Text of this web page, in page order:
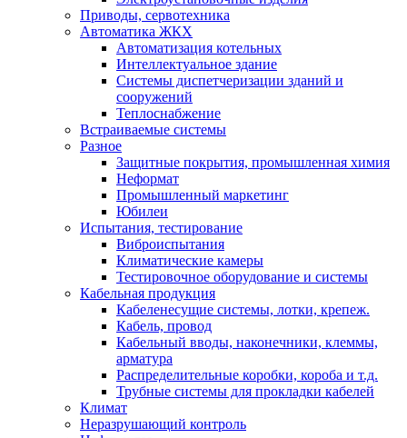
Приводы, сервотехника
Автоматика ЖКХ
Автоматизация котельных
Интеллектуальное здание
Системы диспетчеризации зданий и
сооружений
Теплоснабжение
Встраиваемые системы
Разное
Защитные покрытия, промышленная химия
Неформат
Промышленный маркетинг
Юбилеи
Испытания, тестирование
Виброиспытания
Климатические камеры
Тестировочное оборудование и системы
Кабельная продукция
Кабеленесущие системы, лотки, крепеж.
Кабель, провод
Кабельный вводы, наконечники, клеммы,
арматура
Распределительные коробки, короба и т.д.
Трубные системы для прокладки кабелей
Климат
Неразрушающий контроль